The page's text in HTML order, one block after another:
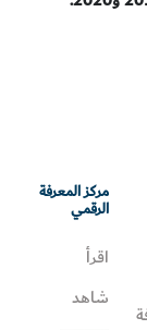
مركز المعرفة
الرقمي
اقرأ
شاهد